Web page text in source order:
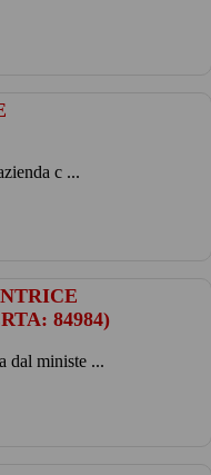
c ...
84984)
dal ministe ...